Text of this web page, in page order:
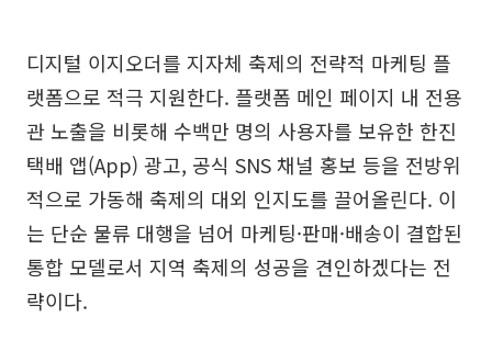
디지털 이지오더를 지자체 축제의 전략적 마케팅 플
랫폼으로 적극 지원한다. 플랫폼 메인 페이지 내 전용
관 노출을 비롯해 수백만 명의 사용자를 보유한 한진
택배 앱(App) 광고, 공식 SNS 채널 홍보 등을 전방위
적으로 가동해 축제의 대외 인지도를 끌어올린다. 이
는 단순 물류 대행을 넘어 마케팅·판매·배송이 결합된
통합 모델로서 지역 축제의 성공을 견인하겠다는 전
략이다.